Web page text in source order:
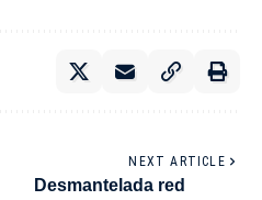
NEXT ARTICLE
Desmantelada red